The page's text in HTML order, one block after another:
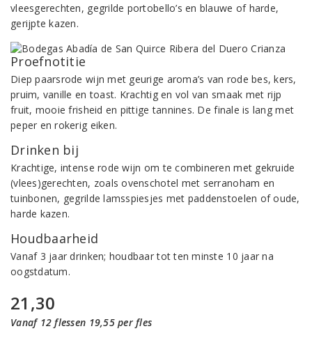
vleesgerechten, gegrilde portobello’s en blauwe of harde,
gerijpte kazen.
Proefnotitie
Diep paarsrode wijn met geurige aroma’s van rode bes, kers,
pruim, vanille en toast. Krachtig en vol van smaak met rijp
fruit, mooie frisheid en pittige tannines. De finale is lang met
peper en rokerig eiken.
Drinken bij
Krachtige, intense rode wijn om te combineren met gekruide
(vlees)gerechten, zoals ovenschotel met serranoham en
tuinbonen, gegrilde lamsspiesjes met paddenstoelen of oude,
harde kazen.
Houdbaarheid
Vanaf 3 jaar drinken; houdbaar tot ten minste 10 jaar na
oogstdatum.
21,30
Vanaf 12 flessen 19,55 per fles